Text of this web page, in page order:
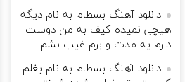
دانلود آهنگ بسطام به نام دیگه
هیچی نمیده کیف به من دوست
دارم یه مدت و برم غیب بشم
دانلود آهنگ بسطام به نام بغلم